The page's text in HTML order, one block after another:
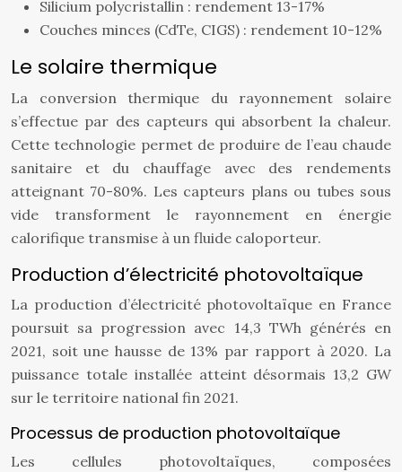
Silicium polycristallin : rendement 13-17%
Couches minces (CdTe, CIGS) : rendement 10-12%
Le solaire thermique
La conversion thermique du rayonnement solaire
s’effectue par des capteurs qui absorbent la chaleur.
Cette technologie permet de produire de l’eau chaude
sanitaire et du chauffage avec des rendements
atteignant 70-80%. Les capteurs plans ou tubes sous
vide transforment le rayonnement en énergie
calorifique transmise à un fluide caloporteur.
Production d’électricité photovoltaïque
La production d’électricité photovoltaïque en France
poursuit sa progression avec 14,3 TWh générés en
2021, soit une hausse de 13% par rapport à 2020. La
puissance totale installée atteint désormais 13,2 GW
sur le territoire national fin 2021.
Processus de production photovoltaïque
Les cellules photovoltaïques, composées